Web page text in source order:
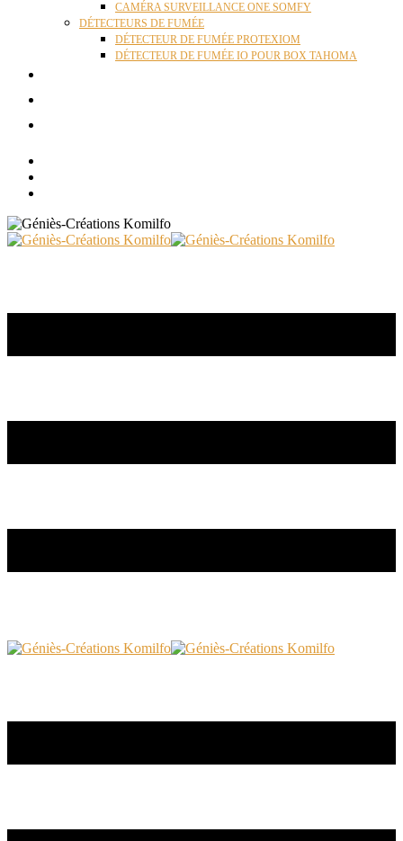
CAMÉRA SURVEILLANCE ONE SOMFY
DÉTECTEURS DE FUMÉE
DÉTECTEUR DE FUMÉE PROTEXIOM
DÉTECTEUR DE FUMÉE IO POUR BOX TAHOMA